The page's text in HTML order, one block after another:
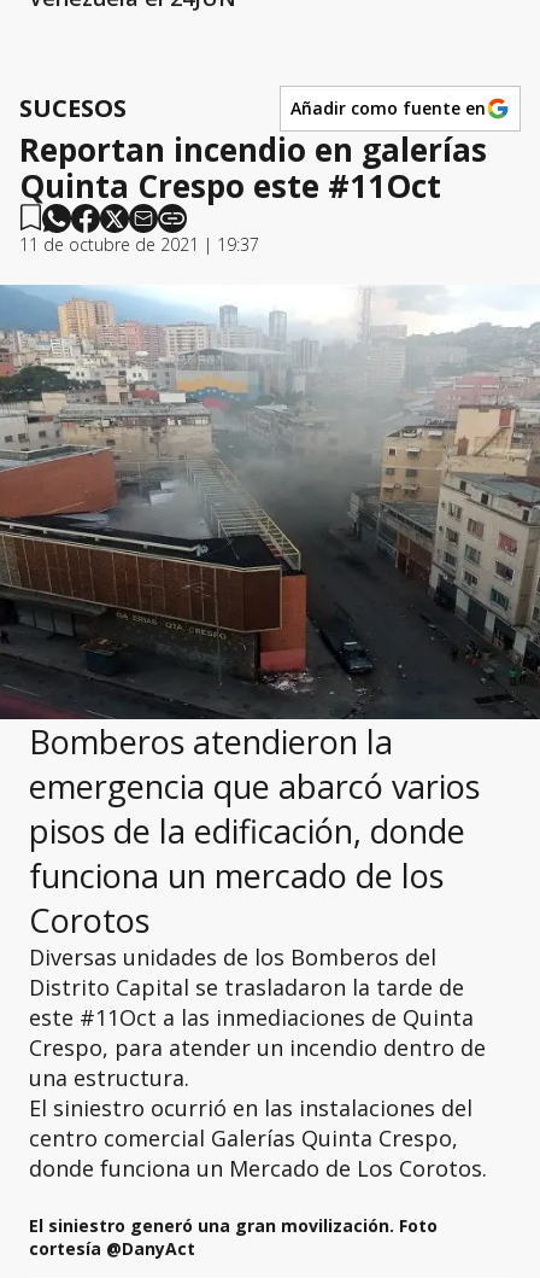
SUCESOS Añadir como fuente en
Reportan incendio en galerías
Quinta Crespo este #11Oct
11 de octubre de 2021 | 19:37
Bomberos atendieron la
emergencia que abarcó varios
pisos de la edificación, donde
funciona un mercado de los
Corotos
Diversas unidades de los Bomberos del
Distrito Capital se trasladaron la tarde de
este #11Oct a las inmediaciones de Quinta
Crespo, para atender un incendio dentro de
una estructura.
El siniestro ocurrió en las instalaciones del
centro comercial Galerías Quinta Crespo,
donde funciona un Mercado de Los Corotos.
El siniestro generó una gran movilización. Foto
cortesía @DanyAct